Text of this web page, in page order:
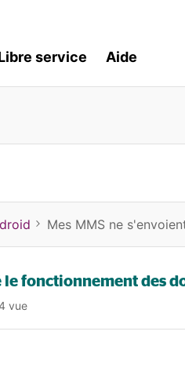
service Aide
Mes MMS ne
le fonctionnement des
vue